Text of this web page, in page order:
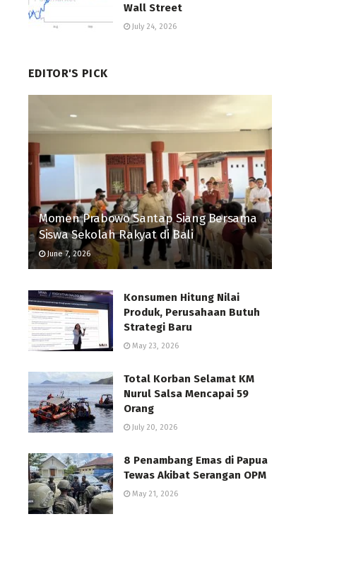
Wall Street
July 24, 2026
EDITOR'S PICK
Momen Prabowo Santap Siang Bersama
Siswa Sekolah Rakyat di Bali
June 7, 2026
Konsumen Hitung Nilai
Produk, Perusahaan Butuh
Strategi Baru
May 23, 2026
Total Korban Selamat KM
Nurul Salsa Mencapai 59
Orang
July 20, 2026
8 Penambang Emas di Papua
Tewas Akibat Serangan OPM
May 21, 2026